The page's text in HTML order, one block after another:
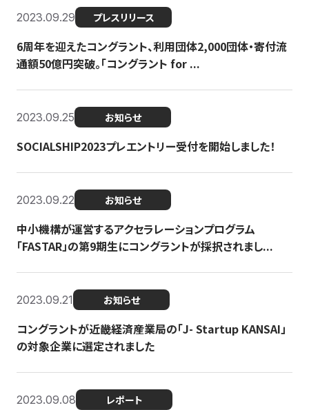
2023.09.29 プレスリリース
6周年を迎えたコングラント、利用団体2,000団体・寄付流
通額50億円突破。「コングラント for ...
2023.09.25 お知らせ
SOCIALSHIP2023プレエントリー受付を開始しました！
2023.09.22 お知らせ
中小機構が運営するアクセラレーションプログラム
「FASTAR」の第9期生にコングラントが採択されまし...
2023.09.21 お知らせ
コングラントが近畿経済産業局の「J- Startup KANSAI」
の対象企業に選定されました
2023.09.08 レポート